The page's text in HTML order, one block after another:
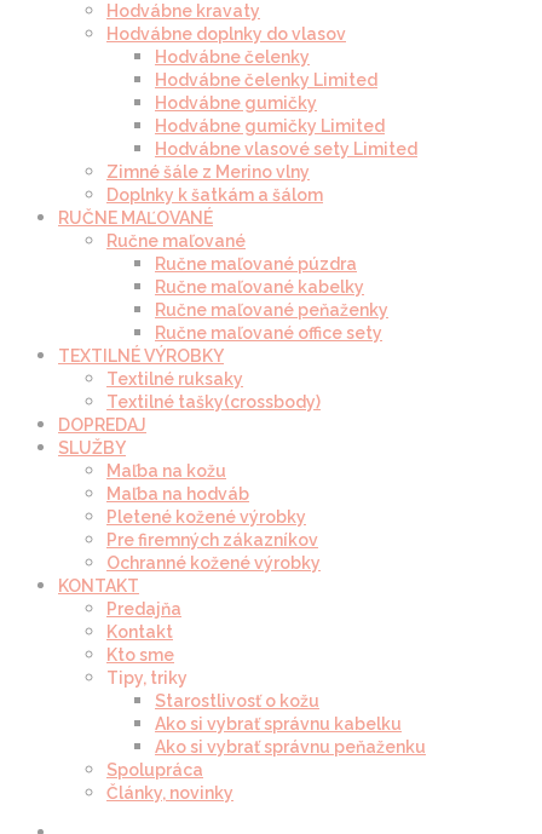
Hodvábne kravaty
Hodvábne doplnky do vlasov
Hodvábne čelenky
Hodvábne čelenky Limited
Hodvábne gumičky
Hodvábne gumičky Limited
Hodvábne vlasové sety Limited
Zimné šále z Merino vlny
Doplnky k šatkám a šálom
RUČNE MAĽOVANÉ
Ručne maľované
Ručne maľované púzdra
Ručne maľované kabelky
Ručne maľované peňaženky
Ručne maľované office sety
TEXTILNÉ VÝROBKY
Textilné ruksaky
Textilné tašky(crossbody)
DOPREDAJ
SLUŽBY
Maľba na kožu
Maľba na hodváb
Pletené kožené výrobky
Pre firemných zákazníkov
Ochranné kožené výrobky
KONTAKT
Predajňa
Kontakt
Kto sme
Tipy, triky
Starostlivosť o kožu
Ako si vybrať správnu kabelku
Ako si vybrať správnu peňaženku
Spolupráca
Články, novinky